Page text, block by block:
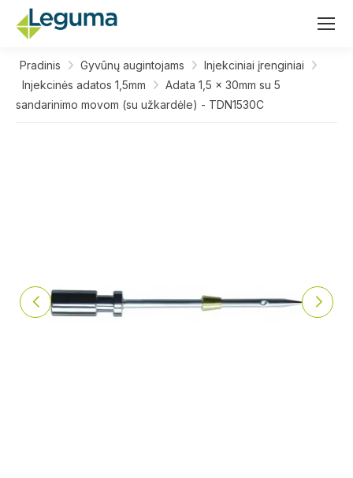
Pradinis Gyvūnų augintojams
Injekciniai įrenginiai
Injekcinės adatos 1,5mm
Adata 1,5 x 30mm su 5
sandarinimo movom (su užkardėle) - TDN1530C